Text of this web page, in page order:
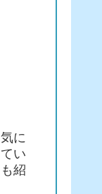
に
い
紹